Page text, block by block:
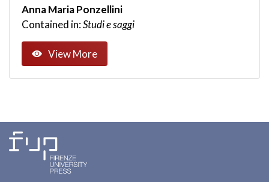
Anna Maria Ponzellini
Contained in:Studi e saggi
View More